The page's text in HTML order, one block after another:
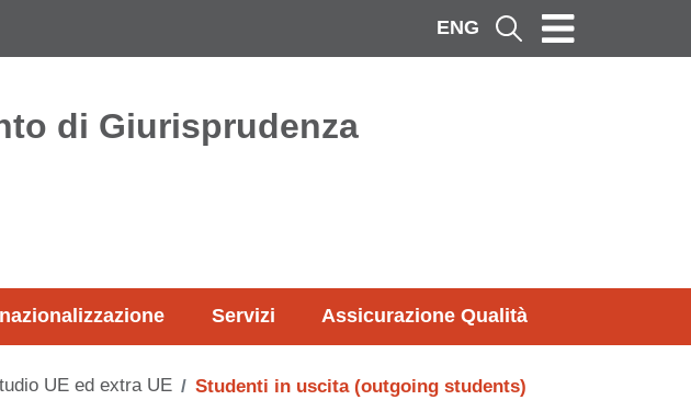
ENG Cerca
di Giurisprudenza
Servizi Assicurazione Qualità
UE ed extra UE Studenti in uscita (outgoing students)